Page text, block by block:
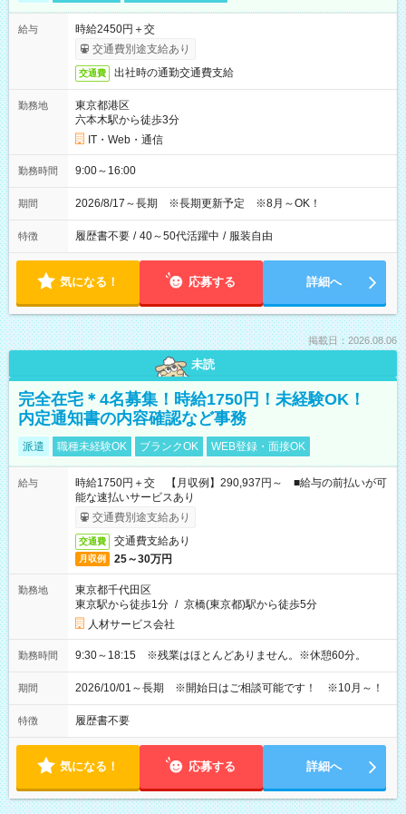
給与
時給2450円＋交
交通費別途支給あり
交通費 出社時の通勤交通費支給
勤務地
東京都港区
六本木駅から徒歩3分
IT・Web・通信
勤務時間 9:00～16:00
期間 2026/8/17～長期 ※長期更新予定 ※8月～OK！
特徴 履歴書不要 / 40～50代活躍中 / 服装自由
気になる！ 応募する 詳細へ
掲載日：2026.08.06
未読
完全在宅＊4名募集！時給1750円！未経験OK！
内定通知書の内容確認など事務
派遣 職種未経験OK ブランクOK WEB登録・面接OK
給与
時給1750円＋交 【月収例】290,937円～ ■給与の前払いが可
能な速払いサービスあり
交通費別途支給あり
交通費 交通費支給あり
月収例 25～30万円
勤務地
東京都千代田区
東京駅から徒歩1分 / 京橋(東京都)駅から徒歩5分
人材サービス会社
勤務時間 9:30～18:15 ※残業はほとんどありません。※休憩60分。
期間 2026/10/01～長期 ※開始日はご相談可能です！ ※10月～！
特徴 履歴書不要
気になる！ 応募する 詳細へ